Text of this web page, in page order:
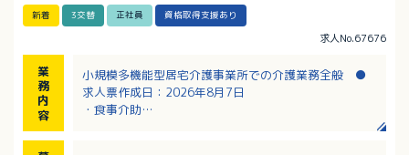
新着 3交替 正社員 資格取得支援あり
求人No.67676
業
務
内
容
小規模多機能型居宅介護事業所での介護業務全般 ●
求人票作成日：2026年8月7日
・食事介助